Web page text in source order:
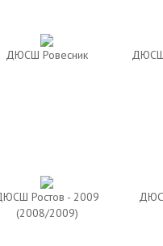
ДЮСШ Ровесник ДЮСШ
Ростов - 2009
(2008/2009)